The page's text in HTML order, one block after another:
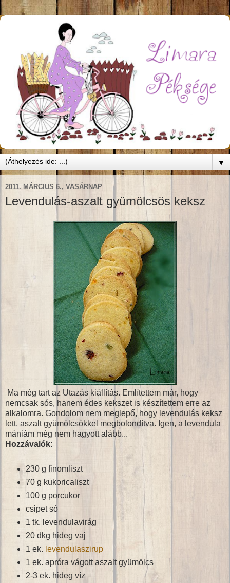
▼
2011. MÁRCIUS 6., VASÁRNAP
Levendulás-aszalt gyümölcsös keksz
Ma még tart az Utazás kiállítás. Említettem már, hogy
nemcsak sós, hanem édes kekszet is készítettem erre az
alkalomra. Gondolom nem meglepő, hogy levendulás keksz
lett, aszalt gyümölcsökkel megbolondítva. Igen, a levendula
mániám még nem hagyott alább...
Hozzávalók:
230 g finomliszt
70 g kukoricaliszt
100 g porcukor
csipet só
1 tk. levendulavirág
20 dkg hideg vaj
1 ek. levendulaszirup
1 ek. apróra vágott aszalt gyümölcs
2-3 ek. hideg víz